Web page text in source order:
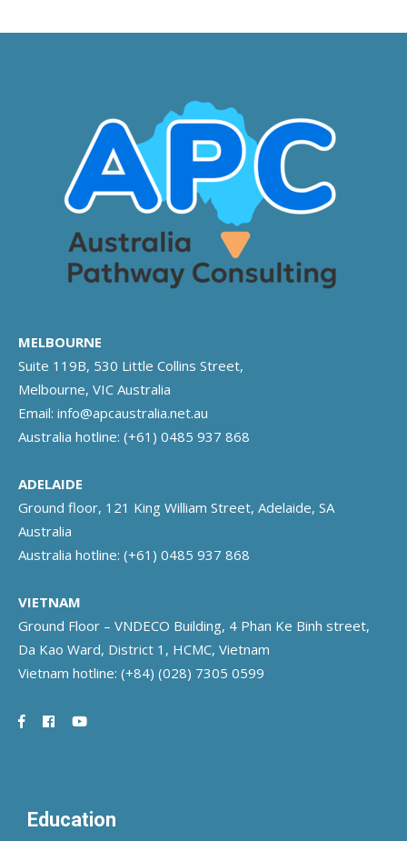
MELBOURNE
Suite 119B, 530 Little Collins Street,
Melbourne, VIC Australia
Email: info@apcaustralia.net.au
Australia hotline: (+61) 0485 937 868
ADELAIDE
Ground floor, 121 King William Street, Adelaide, SA
Australia
Australia hotline: (+61) 0485 937 868
VIETNAM
Ground Floor – VNDECO Building, 4 Phan Ke Binh street,
Da Kao Ward, District 1, HCMC, Vietnam
Vietnam hotline: (+84) (028) 7305 0599
Education